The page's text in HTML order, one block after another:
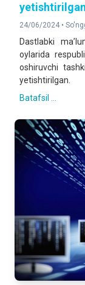
24/06/2024 •
Dastlabki
oylarida
oshiruvchi
yetishtirilgan.
Batafsil ...